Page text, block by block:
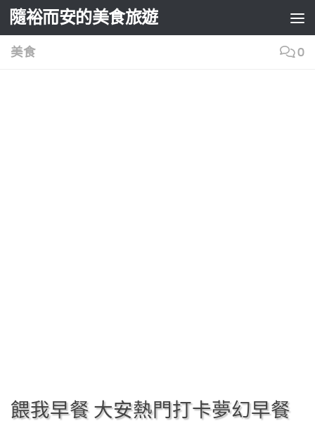
Skip to content
隨裕而安的美食旅遊
美食 0
餵我早餐 大安熱門打卡夢幻早餐